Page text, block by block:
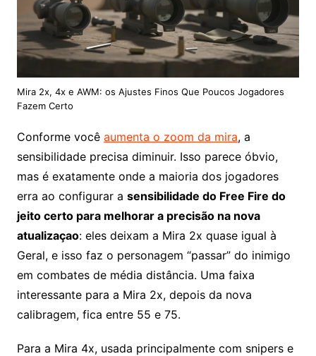
Mira 2x, 4x e AWM: os Ajustes Finos Que Poucos Jogadores
Fazem Certo
Conforme você aumenta o zoom da mira, a
sensibilidade precisa diminuir. Isso parece óbvio,
mas é exatamente onde a maioria dos jogadores
erra ao configurar a sensibilidade do Free Fire do
jeito certo para melhorar a precisão na nova
atualizaçao: eles deixam a Mira 2x quase igual à
Geral, e isso faz o personagem “passar” do inimigo
em combates de média distância. Uma faixa
interessante para a Mira 2x, depois da nova
calibragem, fica entre 55 e 75.
Para a Mira 4x, usada principalmente com snipers e